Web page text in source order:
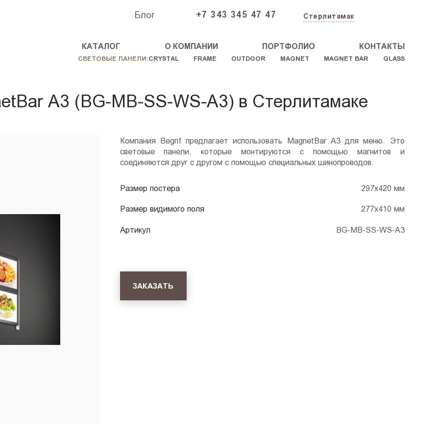
Блог +7 343 345 47 47 Стерлитамак
КАТАЛОГ О КОМПАНИИ ПОРТФОЛИО КОНТАКТЫ
СВЕТОВЫЕ ПАНЕЛИ:CRYSTAL FRAME OUTDOOR MAGNET MAGNET BAR GLASS
А3 (BG-MB-SS-WS-A3) в Стерлитамаке
Компания Begrif предлагает использовать MagnetBar А3 для меню. Это
световые панели, которые монтируются с помощью магнитов и
соединяются друг с другом с помощью специальных шинопроводов.
Размер постера 297х420 мм
Размер видимого поля 277х410 мм
Артикул BG-MB-SS-WS-A3
ЗАКАЗАТЬ